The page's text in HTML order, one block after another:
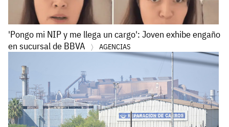
'Pongo mi NIP y me llega un cargo': Joven exhibe engaño
en sucursal de BBVA
AGENCIAS